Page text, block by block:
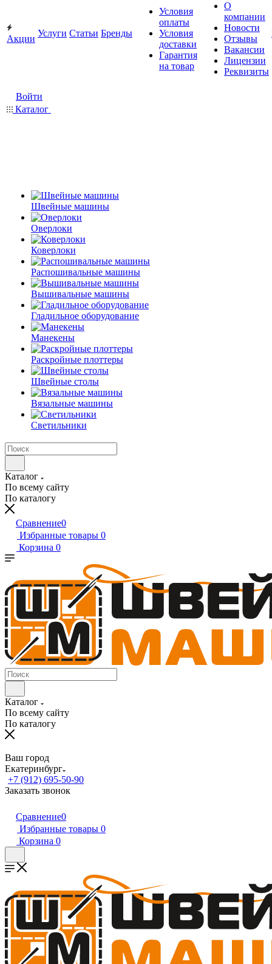
Акции
Услуги Статьи Бренды
Условия
оплаты
Условия
доставки
Гарантия
на товар
О
компании
Новости
Отзывы
Вакансии
Лицензии
Реквизиты
Войти
Каталог
Швейные машины
Оверлоки
Коверлоки
Распошивальные машины
Вышивальные машины
Гладильное оборудование
Манекены
Раскройные плоттеры
Швейные столы
Вязальные машины
Светильники
Каталог
По всему сайту
По каталогу
Сравнение0
Избранные товары 0
Корзина 0
Каталог
По всему сайту
По каталогу
Ваш город
Екатеринбург
+7 (912) 695-50-90
Заказать звонок
Сравнение0
Избранные товары 0
Корзина 0